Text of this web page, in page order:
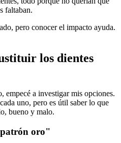
faltaban.
pero conocer el impacto ayuda.
los dientes
empecé a investigar mis opciones.
uno, pero es útil saber lo que
bueno y malo.
oro"